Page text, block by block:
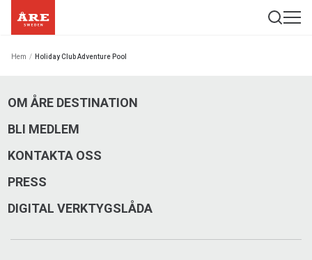
Hem / Holiday Club Adventure Pool
OM ÅRE DESTINATION
BLI MEDLEM
KONTAKTA OSS
PRESS
DIGITAL VERKTYGSLÅDA